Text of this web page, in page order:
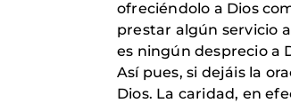
ofreciéndolo a Dios
prestar algún servicio
es ningún desprecio a
Así pues, si dejáis la
Dios. La caridad, en